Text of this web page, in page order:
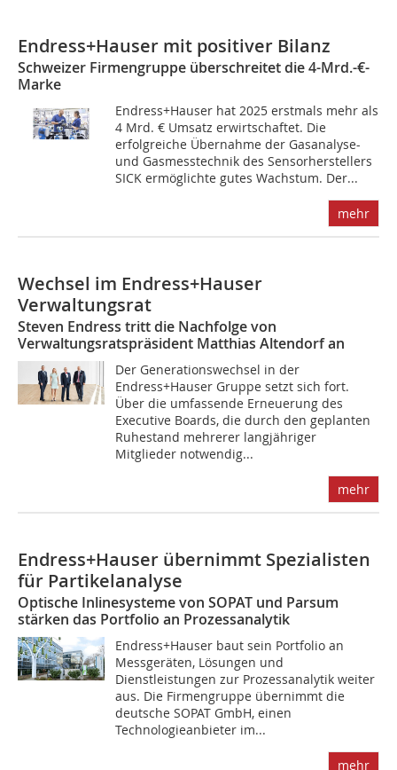
Endress+Hauser mit positiver Bilanz
Schweizer Firmengruppe überschreitet die 4-Mrd.-€-
Marke
Endress+Hauser hat 2025 erstmals mehr als
4 Mrd. € Umsatz erwirtschaftet. Die
erfolgreiche Übernahme der Gasanalyse-
und Gasmesstechnik des Sensorherstellers
SICK ermöglichte gutes Wachstum. Der...
mehr
Wechsel im Endress+Hauser
Verwaltungsrat
Steven Endress tritt die Nachfolge von
Verwaltungsratspräsident Matthias Altendorf an
Der Generationswechsel in der
Endress+Hauser Gruppe setzt sich fort.
Über die umfassende Erneuerung des
Executive Boards, die durch den geplanten
Ruhestand mehrerer langjähriger
Mitglieder notwendig...
mehr
Endress+Hauser übernimmt Spezialisten
für Partikelanalyse
Optische Inlinesysteme von SOPAT und Parsum
stärken das Portfolio an Prozessanalytik
Endress+Hauser baut sein Portfolio an
Messgeräten, Lösungen und
Dienstleistungen zur Prozessanalytik weiter
aus. Die Firmengruppe übernimmt die
deutsche SOPAT GmbH, einen
Technologieanbieter im...
mehr